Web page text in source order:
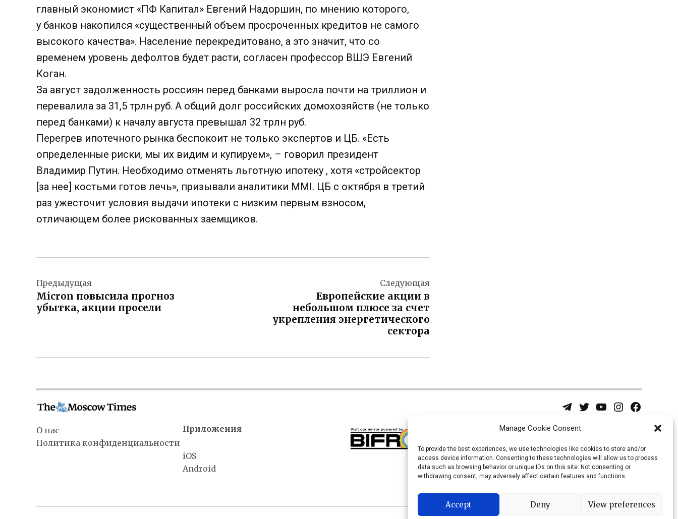
Manage Cookie Consent
To provide the best experiences, we use technologies like cookies to store and/or
access device information. Consenting to these technologies will allow us to process
data such as browsing behavior or unique IDs on this site. Not consenting or
withdrawing consent, may adversely affect certain features and functions.
Accept Deny View preferences
главный экономист «ПФ Капитал» Евгений Надоршин, по мнению которого,
у банков накопился «существенный объем просроченных кредитов не самого
высокого качества». Население перекредитовано, а это значит, что со
временем уровень дефолтов будет расти, согласен профессор ВШЭ Евгений
Коган.
За август задолженность россиян перед банками выросла почти на триллион и
перевалила за 31,5 трлн руб. А общий долг российских домохозяйств (не только
перед банками) к началу августа превышал 32 трлн руб.
Перегрев ипотечного рынка беспокоит не только экспертов и ЦБ. «Есть
определенные риски, мы их видим и купируем», – говорил президент
Владимир Путин. Необходимо отменять льготную ипотеку , хотя «стройсектор
[за нее] костьми готов лечь», призывали аналитики MMI. ЦБ с октября в третий
раз ужесточит условия выдачи ипотеки с низким первым взносом,
отличающем более рискованных заемщиков.
по
записям
Предыдущая
Micron повысила прогноз
убытка, акции просели
Следующая
Европейские акции в
небольшом плюсе за счет
укрепления энергетического
сектора
Telegram
Twitter
Username
YouTubeInstagram
Facebook
О нас
Политика конфиденциальности
Приложения
iOS
Android